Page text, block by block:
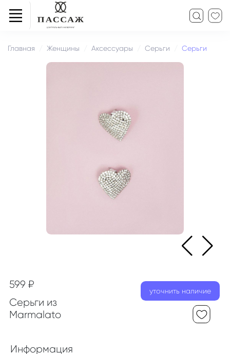
Главная Женщины Аксессуары Серьги Серьги
599 ₽
Серьги из
Marmalato
уточнить наличие
Информация